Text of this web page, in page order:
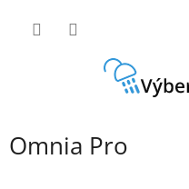
Omnia Pro